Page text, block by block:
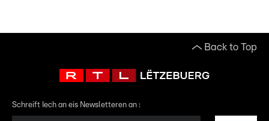
Back to Top
Schreift Iech an eis Newsletteren an :